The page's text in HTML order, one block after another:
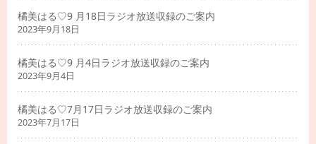
橘美はる♡9 月18日ラジオ放送収録のご案内
2023年9月18日
橘美はる♡9 月4日ラジオ放送収録のご案内
2023年9月4日
橘美はる♡7月17日ラジオ放送収録のご案内
2023年7月17日